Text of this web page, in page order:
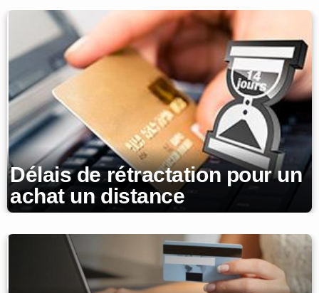
Délais de rétractation pour un
achat un distance